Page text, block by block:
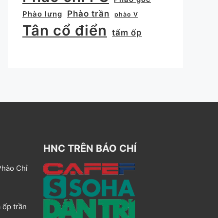
Phào lưng
Phào trần phào V
Tân cổ điển tấm ốp
Chỉ
ốp trần
HNC TRÊN BÁO CHÍ